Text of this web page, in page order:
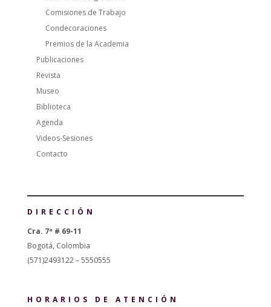
Comisiones de Trabajo
Condecoraciones
Premios de la Academia
Publicaciones
Revista
Museo
Biblioteca
Agenda
Videos-Sesiones
Contacto
DIRECCIÓN
Cra. 7ª # 69-11
Bogotá, Colombia
(571)2493122 – 5550555
HORARIOS DE ATENCIÓN